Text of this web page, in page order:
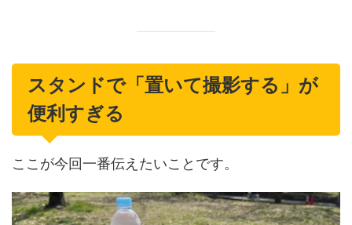
スタンドで「置いて撮影する」が
便利すぎる
ここが今回一番伝えたいことです。